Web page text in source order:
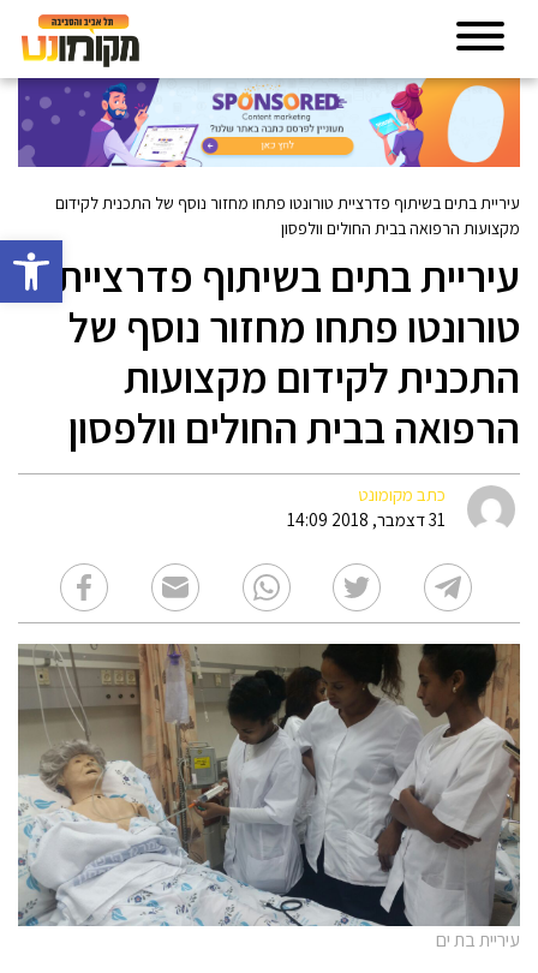
פתח
עיריית בתים בשיתוף פדרציית טורונטו פתחו מחזור נוסף של התכנית לקידום
מקצועות הרפואה בבית החולים וולפסון
עיריית בתים בשיתוף פדרציית
טורונטו פתחו מחזור נוסף של
התכנית לקידום מקצועות
הרפואה בבית החולים וולפסון
כתב מקומונט
31 דצמבר, 2018 14:09
עיריית בת ים